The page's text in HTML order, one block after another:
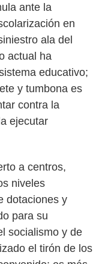
ante la
en
ala del
actual ha
educativo;
y tumbona es
contra la
ejecutar
a centros,
niveles
dotaciones y
para su
socialismo y de
el tirón de los